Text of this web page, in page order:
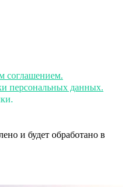
соглашением.
персональных данных.
и будет обработано в